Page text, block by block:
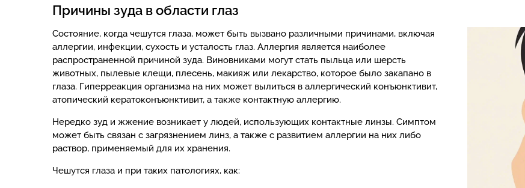
Причины зуда в области глаз
Состояние, когда чешутся глаза, может быть вызвано различными причинами, включая
аллергии, инфекции, сухость и усталость глаз. Аллергия является наиболее
распространенной причиной зуда. Виновниками могут стать пыльца или шерсть
животных, пылевые клещи, плесень, макияж или лекарство, которое было закапано в
глаза. Гиперреакция организма на них может вылиться в аллергический конъюнктивит,
атопический кератоконъюнктивит, а также контактную аллергию.
Нередко зуд и жжение возникает у людей, использующих контактные линзы. Симптом
может быть связан с загрязнением линз, а также с развитием аллергии на них либо
раствор, применяемый для их хранения.
Чешутся глаза и при таких патологиях, как: